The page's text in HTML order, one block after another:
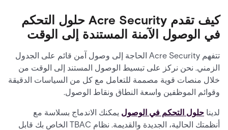
كيف تقدم Acre Security حلول التحكم
في الوصول الآمنة المستندة إلى الوقت
تتفهم Acre Security الحاجة إلى وصول آمن قائم على الجدول
الزمني. نحن نركز على تبسيط الوصول المستند إلى الوقت من
خلال منصات قوية مصممة للتعامل مع كل من السياسات الدقيقة
وقوائم الموظفين واسعة النطاق ونقاط الوصول.
لدينا حلول التحكم في الوصول يمكنك الاندماج بسلاسة مع
أنظمتك الحالية، الجديدة والقديمة. نظام TBAC الخاص بك قابل